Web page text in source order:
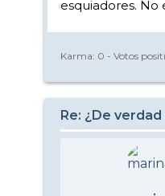
esquiadores. No
Karma: 0 - Votos
Re: ¿De